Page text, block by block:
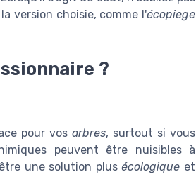
version choisie, comme l'écopiege
?
pour vos arbres, surtout si vous
peuvent être nuisibles à
une solution plusécologique et